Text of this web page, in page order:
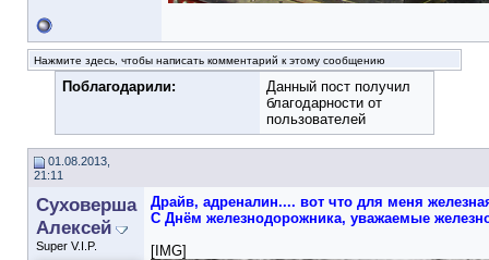
Нажмите здесь, чтобы написать комментарий к этому сообщению
Поблагодарили:
Данный пост получил
благодарности от
пользователей
01.08.2013,
21:11
Суховерша
Алексей
Super V.I.P.
Драйв, адреналин.... вот что для меня
С Днём железнодорожника, уважаемые
[IMG]